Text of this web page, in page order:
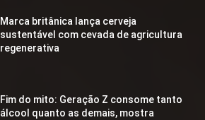
Marca britânica lança cerveja
sustentável com cevada de agricultura
regenerativa
Fim do mito: Geração Z consome tanto
álcool quanto as demais, mostra